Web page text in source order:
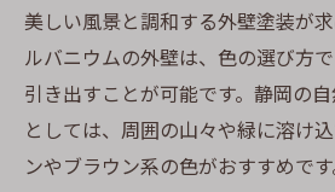
美しい風景と調和する外壁塗装が
ルバニウムの外壁は、色の選び方
引き出すことが可能です。静岡の
としては、周囲の山々や緑に溶け
ンやブラウン系の色がおすすめで